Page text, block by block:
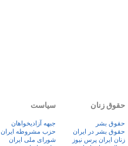
حقوق زنان
حقوق بشر
حقوق بشر در ایران
زنان ايران پرس نيوز
سیاست
جبهه آزادیخواهان
حزب مشروطه ایران
شورای ملی ایران